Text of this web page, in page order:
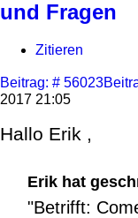
und Fragen
Zitieren
Beitrag: # 56023
2017 21:05
Hallo Erik ,
Erik hat
"Betrifft: